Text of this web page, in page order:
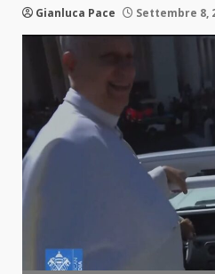
Gianluca Pace Settembre 8,